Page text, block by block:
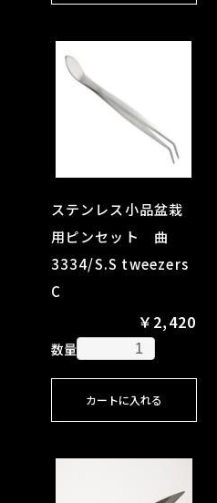
ステンレス小品盆栽
用ピンセット 曲
3334/S.S tweezers
C
￥2,420
数量
カートに入れる